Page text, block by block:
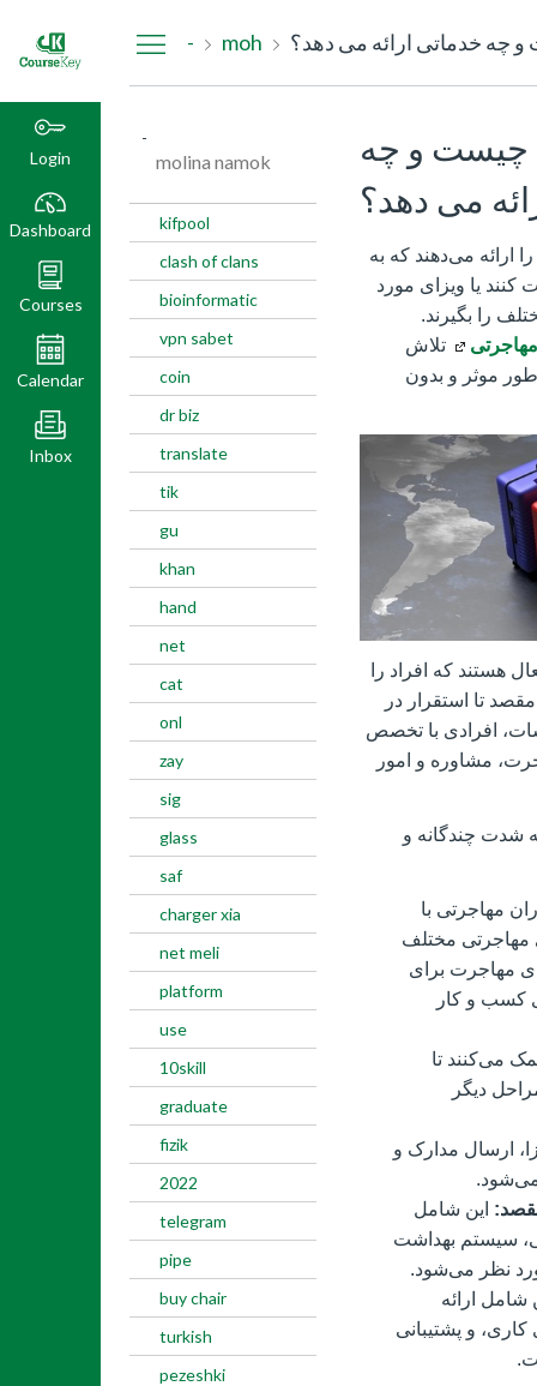
Login
Dashboard
Courses
Calendar
Inbox
- moh خدماتی ارائه می دهد؟
-
molina namok
kifpool
clash of clans
bioinformatic
vpn sabet
coin
dr biz
translate
tik
gu
khan
hand
net
cat
onl
zay
sig
glass
saf
charger xia
net meli
platform
use
10skill
graduate
fizik
2022
telegram
pipe
buy chair
turkish
pezeshki
چیست و چه
می دهد؟
می‌دهند که به
یا ویزای مورد
را بگیرند.
تلاش
طور موثر و بدون
هستند که افراد را
تا استقرار در
افرادی با تخصص
مشاوره و امور
شدت چندگانه و
مهاجرتی با
مهاجرتی مختلف
مهاجرت برای
کسب و کار
می‌کنند تا
دیگر
ارسال مدارک و
می‌شود.
این شامل
سیستم بهداشت
نظر می‌شود.
شامل ارائه
و پشتیبانی